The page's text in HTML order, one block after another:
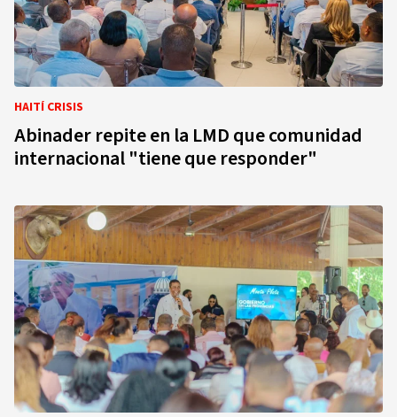
HAITÍ CRISIS
Abinader repite en la LMD que comunidad
internacional "tiene que responder"